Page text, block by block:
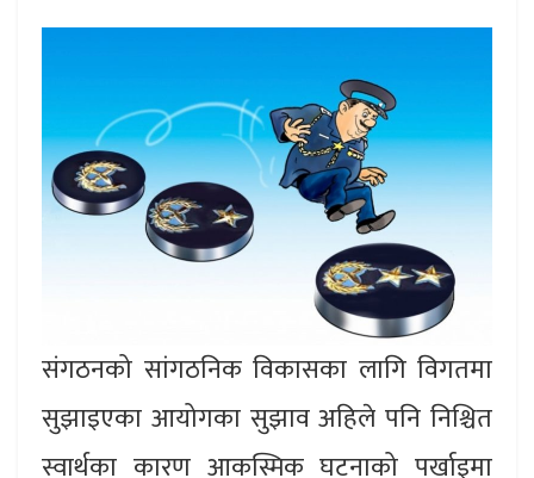
संगठनको सांगठनिक विकासका लागि विगतमा
सुझाइएका आयोगका सुझाव अहिले पनि निश्चित
स्वार्थका कारण आकस्मिक घटनाको पर्खाइमा